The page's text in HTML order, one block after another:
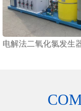
电解法二氧化氯发生